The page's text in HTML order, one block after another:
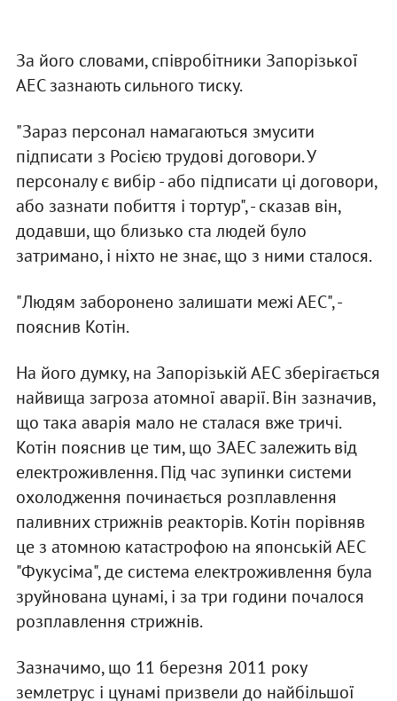
За його словами, співробітники Запорізької
АЕС зазнають сильного тиску.
"Зараз персонал намагаються змусити
підписати з Росією трудові договори. У
персоналу є вибір - або підписати ці договори,
або зазнати побиття і тортур", - сказав він,
додавши, що близько ста людей було
затримано, і ніхто не знає, що з ними сталося.
"Людям заборонено залишати межі АЕС", -
пояснив Котін.
На його думку, на Запорізькій АЕС зберігається
найвища загроза атомної аварії. Він зазначив,
що така аварія мало не сталася вже тричі.
Котін пояснив це тим, що ЗАЕС залежить від
електроживлення. Під час зупинки системи
охолодження починається розплавлення
паливних стрижнів реакторів. Котін порівняв
це з атомною катастрофою на японській АЕС
"Фукусіма", де система електроживлення була
зруйнована цунамі, і за три години почалося
розплавлення стрижнів.
Зазначимо, що 11 березня 2011 року
землетрус і цунамі призвели до найбільшої